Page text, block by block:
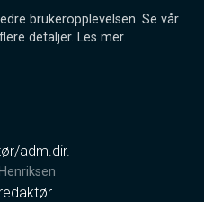
brukeropplevelsen. Se vår
detaljer. Les mer.
adm.dir.